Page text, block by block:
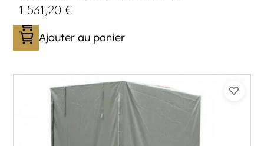
1 531,20€
Ajouter au panier